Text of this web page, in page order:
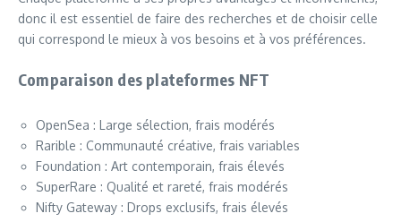
donc il est essentiel de faire des recherches et de choisir celle
qui correspond le mieux à vos besoins et à vos préférences.
Comparaison des plateformes NFT
OpenSea : Large sélection, frais modérés
Rarible : Communauté créative, frais variables
Foundation : Art contemporain, frais élevés
SuperRare : Qualité et rareté, frais modérés
Nifty Gateway : Drops exclusifs, frais élevés